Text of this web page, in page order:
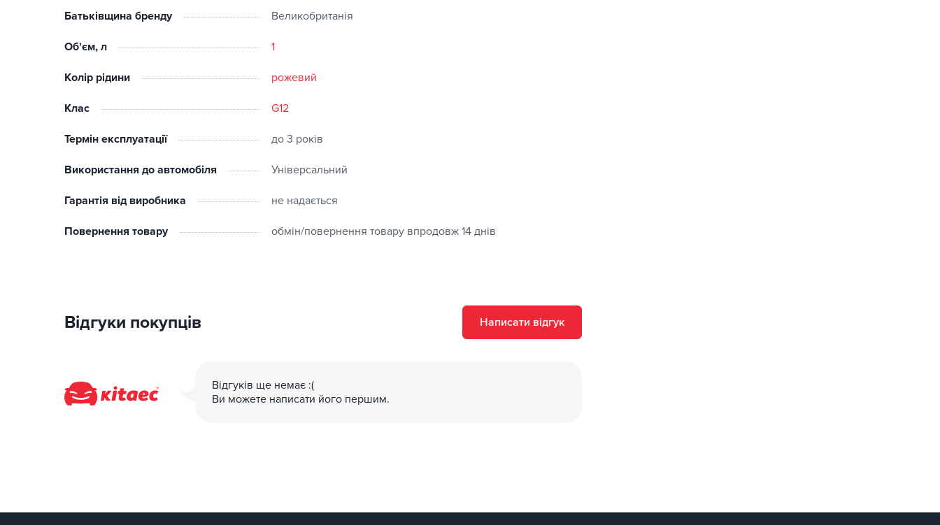
JASO JIS K2234
MAN 324 Typ SNF
MB-Approval 325.3
Батьківщина бренду Великобританія
Об'єм, л 1
Колір рідини рожевий
Клас G12
Термін експлуатації до 3 років
Використання до автомобіля Універсальний
Гарантія від виробника не надається
Повернення товару обмін/повернення товару впродовж 14 днів
Відгуки покупців Написати відгук
Відгуків ще немає :(
Ви можете написати його першим.